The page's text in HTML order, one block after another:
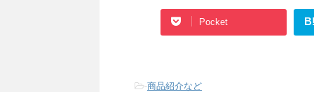
Pocket B!
-商品紹介など